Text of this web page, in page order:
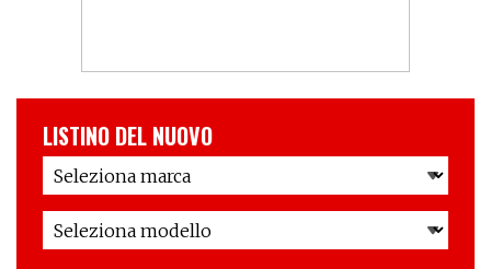
LISTINO DEL NUOVO